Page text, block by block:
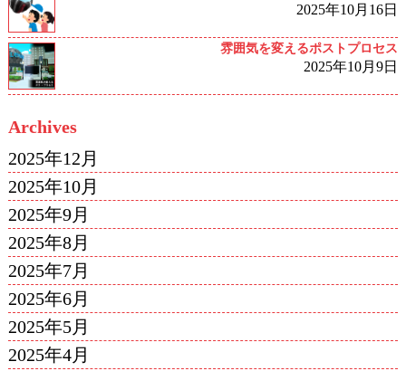
2025年10月16日
雰囲気を変えるポストプロセス
2025年10月9日
Archives
2025年12月
2025年10月
2025年9月
2025年8月
2025年7月
2025年6月
2025年5月
2025年4月